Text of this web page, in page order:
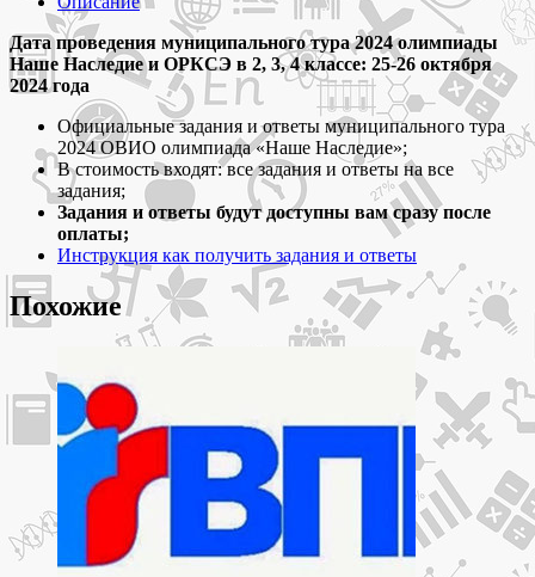
олимпиада
ОВИО
Наше
Наследие
класс
задания
ответы
Дата проведения муниципального тура 2024 олимпиады
Наше Наследие и ОРКСЭ в 2, 3, 4 классе: 25-26 октября
2024 года
Официальные задания и ответы муниципального тура
2024 ОВИО олимпиада «Наше Наследие»;
В стоимость входят: все задания и ответы на все
задания;
Задания и ответы будут доступны вам сразу после
оплаты;
Инструкция как получить задания и ответы
Похожие